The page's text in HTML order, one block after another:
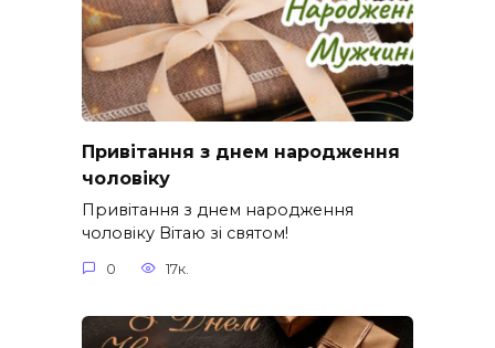
Привітання з днем народження
чоловіку
Привітання з днем народження
чоловіку Вітаю зі святом!
0 17к.